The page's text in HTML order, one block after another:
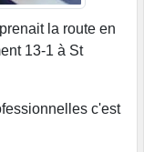
la route en
13-1 à St
c'est